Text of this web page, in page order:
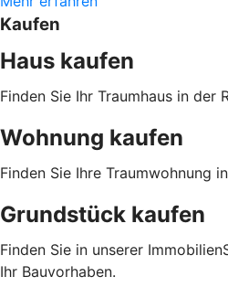
Kaufen
Haus kaufen
Finden Sie Ihr Traumhaus in der
Wohnung kaufen
Finden Sie Ihre Traumwohnung
Grundstück kaufen
Finden Sie in unserer
Ihr Bauvorhaben.